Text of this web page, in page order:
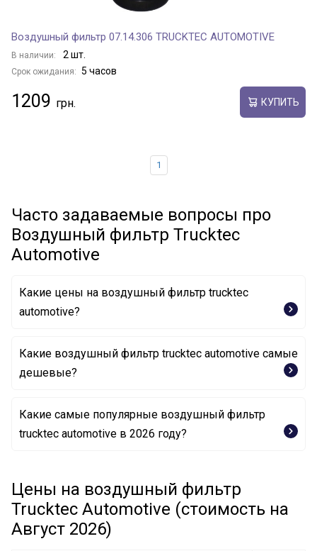
Воздушный фильтр 07.14.306 TRUCKTEC AUTOMOTIVE
В наличии: 2 шт.
Срок ожидания: 5 часов
1209 КУПИТЬ
1
Часто задаваемые вопросы про
Воздушный фильтр Trucktec
Automotive
Какие цены на воздушный фильтр trucktec
automotive?
Какие воздушный фильтр trucktec automotive самые
дешевые?
Воздушный фильтр 07.14.190 TRUCKTEC
AUTOMOTIVE
Воздушный фильтр 02.14.067 TRUCKTEC
AUTOMOTIVE
Какие самые популярные воздушный фильтр
trucktec automotive в 2026 году?
Цены на воздушный фильтр
Trucktec Automotive (стоимость на
Август 2026)